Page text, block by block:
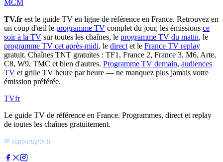
MCM
TV.fr est le guide TV en ligne de référence en France. Retrouvez en
un coup d'œil le programme TV complet du jour, les émissions ce
soir à la TV sur toutes les chaînes, le programme TV du matin, le
programme TV cet après-midi, le direct et le France TV replay
gratuit. Chaînes TNT gratuites : TF1, France 2, France 3, M6, Arte,
C8, W9, TMC et bien d'autres. Programme TV demain, audiences
TV et grille TV heure par heure — ne manquez plus jamais votre
émission préférée.
TVfr
Le guide TV de référence en France. Programmes, direct et replay
de toutes les chaînes gratuitement.
✉ support@tv.fr